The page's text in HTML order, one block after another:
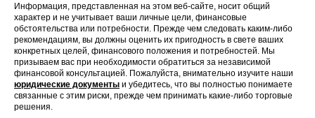
Информация, представленная на этом веб-сайте, носит общий
характер и не учитывает ваши личные цели, финансовые
обстоятельства или потребности. Прежде чем следовать каким-либо
рекомендациям, вы должны оценить их пригодность в свете ваших
конкретных целей, финансового положения и потребностей. Мы
призываем вас при необходимости обратиться за независимой
финансовой консультацией. Пожалуйста, внимательно изучите наши
юридические документы и убедитесь, что вы полностью понимаете
связанные с этим риски, прежде чем принимать какие-либо торговые
решения.